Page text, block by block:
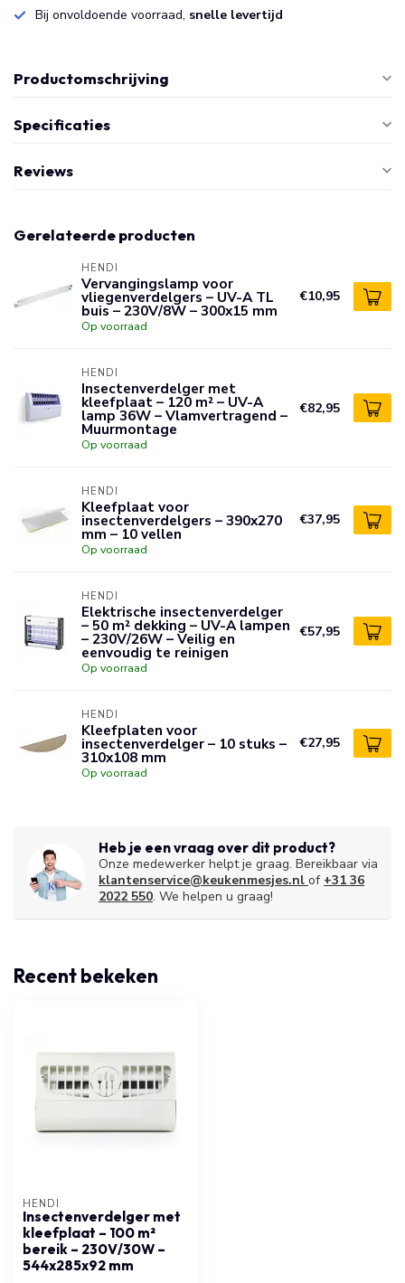
Bij onvoldoende voorraad, snelle levertijd
Productomschrijving
Specificaties
Reviews
Gerelateerde producten
HENDI
Vervangingslamp voor
vliegenverdelgers – UV-A TL
buis – 230V/8W – 300x15 mm
Op voorraad
€10,95
HENDI
Insectenverdelger met
kleefplaat – 120 m² – UV-A
lamp 36W – Vlamvertragend –
Muurmontage
Op voorraad
€82,95
HENDI
Kleefplaat voor
insectenverdelgers – 390x270
mm – 10 vellen
Op voorraad
€37,95
HENDI
Elektrische insectenverdelger
– 50 m² dekking – UV-A lampen
– 230V/26W – Veilig en
eenvoudig te reinigen
Op voorraad
€57,95
HENDI
Kleefplaten voor
insectenverdelger – 10 stuks –
310x108 mm
Op voorraad
€27,95
Heb je een vraag over dit product?
Onze medewerker helpt je graag. Bereikbaar via
klantenservice@keukenmesjes.nl of +31 36
2022 550. We helpen u graag!
Recent bekeken
HENDI
Insectenverdelger met
kleefplaat – 100 m²
bereik – 230V/30W –
544x285x92 mm